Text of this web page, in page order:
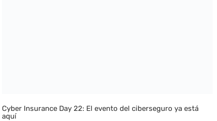
Cyber Insurance Day 22: El evento del ciberseguro ya está
aquí